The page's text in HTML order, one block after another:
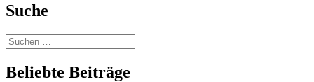
Suche
Beliebte Beiträge